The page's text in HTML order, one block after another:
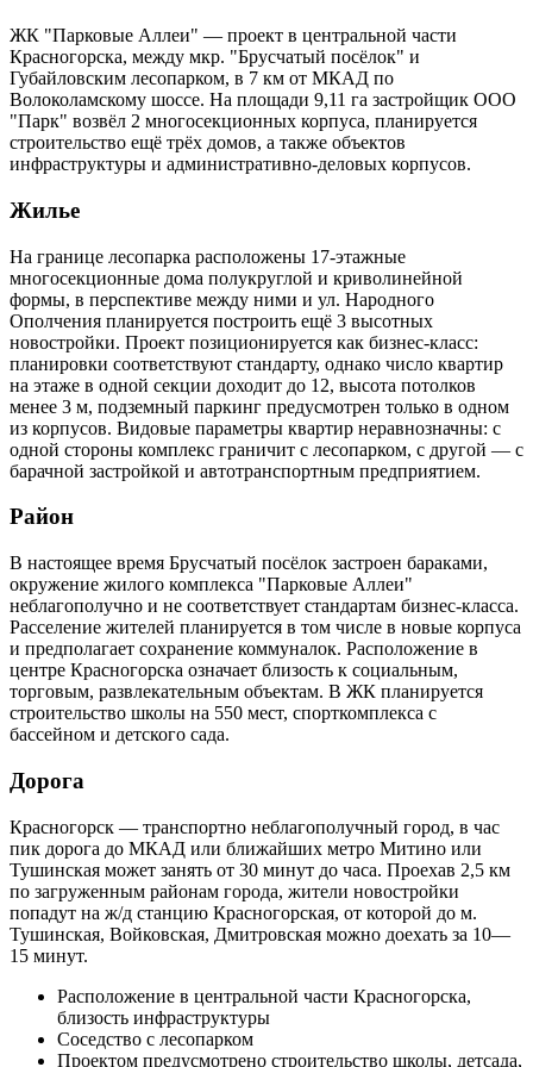
ЖК "Парковые Аллеи" — проект в центральной части
Красногорска, между мкр. "Брусчатый посёлок" и
Губайловским лесопарком, в 7 км от МКАД по
Волоколамскому шоссе. На площади 9,11 га застройщик ООО
"Парк" возвёл 2 многосекционных корпуса, планируется
строительство ещё трёх домов, а также объектов
инфраструктуры и административно-деловых корпусов.
Жилье
На границе лесопарка расположены 17-этажные
многосекционные дома полукруглой и криволинейной
формы, в перспективе между ними и ул. Народного
Ополчения планируется построить ещё 3 высотных
новостройки. Проект позиционируется как бизнес-класс:
планировки соответствуют стандарту, однако число квартир
на этаже в одной секции доходит до 12, высота потолков
менее 3 м, подземный паркинг предусмотрен только в одном
из корпусов. Видовые параметры квартир неравнозначны: с
одной стороны комплекс граничит с лесопарком, с другой — с
барачной застройкой и автотранспортным предприятием.
Район
В настоящее время Брусчатый посёлок застроен бараками,
окружение жилого комплекса "Парковые Аллеи"
неблагополучно и не соответствует стандартам бизнес-класса.
Расселение жителей планируется в том числе в новые корпуса
и предполагает сохранение коммуналок. Расположение в
центре Красногорска означает близость к социальным,
торговым, развлекательным объектам. В ЖК планируется
строительство школы на 550 мест, спорткомплекса с
бассейном и детского сада.
Дорога
Красногорск — транспортно неблагополучный город, в час
пик дорога до МКАД или ближайших метро Митино или
Тушинская может занять от 30 минут до часа. Проехав 2,5 км
по загруженным районам города, жители новостройки
попадут на ж/д станцию Красногорская, от которой до м.
Тушинская, Войковская, Дмитровская можно доехать за 10—
15 минут.
Расположение в центральной части Красногорска,
близость инфраструктуры
Соседство с лесопарком
Проектом предусмотрено строительство школы, детсада,